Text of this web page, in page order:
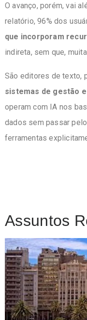
O avanço, porém, vai
relatório, 96% dos
que incorporam
indireta, sem que,
São editores de texto,
sistemas de gestão
operam com IA nos
dados sem passar
ferramentas
Assuntos